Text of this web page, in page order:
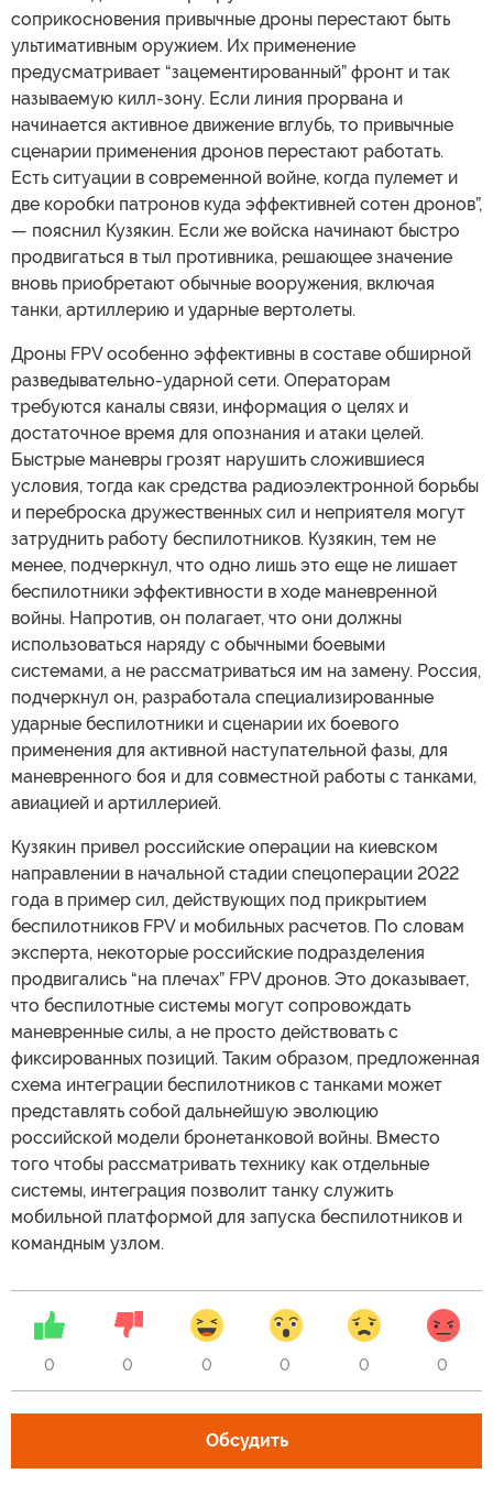
соприкосновения привычные дроны перестают быть
ультимативным оружием. Их применение
предусматривает “зацементированный” фронт и так
называемую килл-зону. Если линия прорвана и
начинается активное движение вглубь, то привычные
сценарии применения дронов перестают работать.
Есть ситуации в современной войне, когда пулемет и
две коробки патронов куда эффективней сотен дронов”,
— пояснил Кузякин. Если же войска начинают быстро
продвигаться в тыл противника, решающее значение
вновь приобретают обычные вооружения, включая
танки, артиллерию и ударные вертолеты.
Дроны FPV особенно эффективны в составе обширной
разведывательно-ударной сети. Операторам
требуются каналы связи, информация о целях и
достаточное время для опознания и атаки целей.
Быстрые маневры грозят нарушить сложившиеся
условия, тогда как средства радиоэлектронной борьбы
и переброска дружественных сил и неприятеля могут
затруднить работу беспилотников. Кузякин, тем не
менее, подчеркнул, что одно лишь это еще не лишает
беспилотники эффективности в ходе маневренной
войны. Напротив, он полагает, что они должны
использоваться наряду с обычными боевыми
системами, а не рассматриваться им на замену. Россия,
подчеркнул он, разработала специализированные
ударные беспилотники и сценарии их боевого
применения для активной наступательной фазы, для
маневренного боя и для совместной работы с танками,
авиацией и артиллерией.
Кузякин привел российские операции на киевском
направлении в начальной стадии спецоперации 2022
года в пример сил, действующих под прикрытием
беспилотников FPV и мобильных расчетов. По словам
эксперта, некоторые российские подразделения
продвигались “на плечах” FPV дронов. Это доказывает,
что беспилотные системы могут сопровождать
маневренные силы, а не просто действовать с
фиксированных позиций. Таким образом, предложенная
схема интеграции беспилотников с танками может
представлять собой дальнейшую эволюцию
российской модели бронетанковой войны. Вместо
того чтобы рассматривать технику как отдельные
системы, интеграция позволит танку служить
мобильной платформой для запуска беспилотников и
командным узлом.
0 0 0 0 0 0
Обсудить